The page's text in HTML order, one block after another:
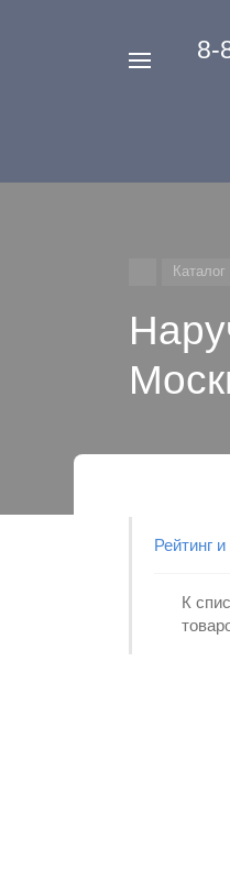
‭8-
Каталог
Рейтинг
К